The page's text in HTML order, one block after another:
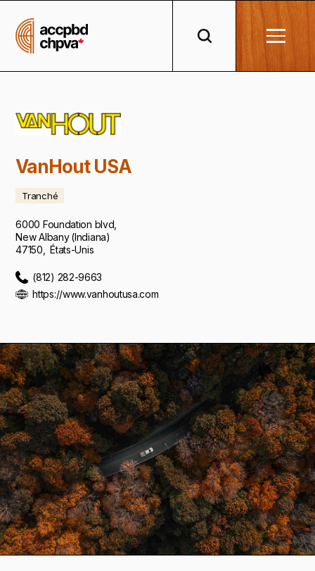
VanHout USA
Tranché
6000 Foundation blvd
New Albany (Indiana)
47150
États-Unis
(812) 282-9663
https://www.vanhoutusa.com